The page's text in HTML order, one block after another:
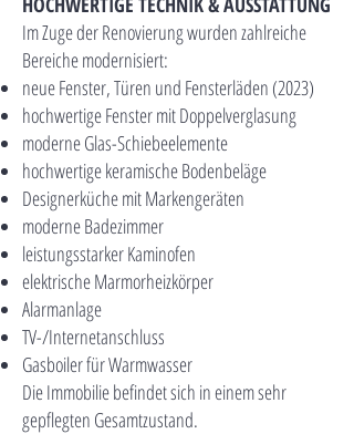
Im Zuge der Renovierung wurden zahlreiche
Bereiche modernisiert:
neue Fenster, Türen und Fensterläden (2023)
hochwertige Fenster mit Doppelverglasung
moderne Glas-Schiebeelemente
hochwertige keramische Bodenbeläge
Designerküche mit Markengeräten
moderne Badezimmer
leistungsstarker Kaminofen
elektrische Marmorheizkörper
Alarmanlage
TV-/Internetanschluss
Gasboiler für Warmwasser
Die Immobilie befindet sich in einem sehr
gepflegten Gesamtzustand.